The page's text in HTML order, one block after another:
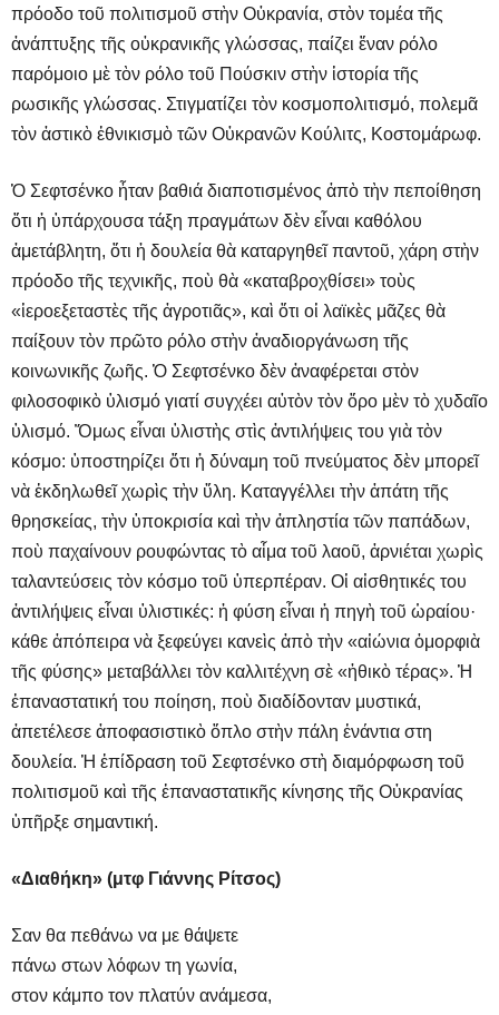
πρόοδο τοῦ πολιτισμοῦ στὴν Οὐκρανία, στὸν τομέα τῆς
ἀνάπτυξης τῆς οὐκρανικῆς γλώσσας, παίζει ἕναν ρόλο
παρόμοιο μὲ τὸν ρόλο τοῦ Πούσκιν στὴν ἱστορία τῆς
ρωσικῆς γλώσσας. Στιγματίζει τὸν κοσμοπολιτισμό, πολεμᾶ
τὸν ἀστικὸ ἐθνικισμὸ τῶν Οὐκρανῶν Κούλιτς, Κοστομάρωφ.
Ὁ Σεφτσένκο ἦταν βαθιά διαποτισμένος ἀπὸ τὴν πεποίθηση
ὅτι ἡ ὑπάρχουσα τάξη πραγμάτων δὲν εἶναι καθόλου
ἀμετάβλητη, ὅτι ἡ δουλεία θὰ καταργηθεῖ παντοῦ, χάρη στὴν
πρόοδο τῆς τεχνικῆς, ποὺ θὰ «καταβροχθίσει» τοὺς
«ἱεροεξεταστὲς τῆς ἀγροτιᾶς», καὶ ὅτι οἱ λαϊκὲς μᾶζες θὰ
παίξουν τὸν πρῶτο ρόλο στὴν ἀναδιοργάνωση τῆς
κοινωνικῆς ζωῆς. Ὁ Σεφτσένκο δὲν ἀναφέρεται στὸν
φιλοσοφικὸ ὑλισμό γιατί συγχέει αὐτὸν τὸν ὅρο μὲν τὸ χυδαῖο
ὑλισμό. Ὅμως εἶναι ὑλιστὴς στὶς ἀντιλήψεις του γιὰ τὸν
κόσμο: ὑποστηρίζει ὅτι ἡ δύναμη τοῦ πνεύματος δὲν μπορεῖ
νὰ ἐκδηλωθεῖ χωρὶς τὴν ὕλη. Καταγγέλλει τὴν ἀπάτη τῆς
θρησκείας, τὴν ὑποκρισία καὶ τὴν ἀπληστία τῶν παπάδων,
ποὺ παχαίνουν ρουφώντας τὸ αἷμα τοῦ λαοῦ, ἀρνιέται χωρὶς
ταλαντεύσεις τὸν κόσμο τοῦ ὑπερπέραν. Οἱ αἰσθητικές του
ἀντιλήψεις εἶναι ὑλιστικές: ἡ φύση εἶναι ἡ πηγὴ τοῦ ὡραίου·
κάθε ἀπόπειρα νὰ ξεφεύγει κανεὶς ἀπὸ τὴν «αἰώνια ὀμορφιὰ
τῆς φύσης» μεταβάλλει τὸν καλλιτέχνη σὲ «ἠθικὸ τέρας». Ἡ
ἐπαναστατική του ποίηση, ποὺ διαδίδονταν μυστικά,
ἀπετέλεσε ἀποφασιστικὸ ὅπλο στὴν πάλη ἐνάντια στη
δουλεία. Ἡ ἐπίδραση τοῦ Σεφτσένκο στὴ διαμόρφωση τοῦ
πολιτισμοῦ καὶ τῆς ἐπαναστατικῆς κίνησης τῆς Οὐκρανίας
ὑπῆρξε σημαντική.
«Διαθήκη» (μτφ Γιάννης Ρίτσος)
Σαν θα πεθάνω να με θάψετε
πάνω στων λόφων τη γωνία,
στον κάμπο τον πλατύν ανάμεσα,